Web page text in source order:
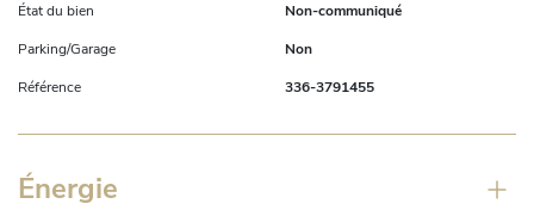
État du bien
Non-communiqué
Parking/Garage
Non
Référence
336-3791455
Énergie